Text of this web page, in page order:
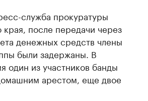
служба прокуратуры
края, после передачи через
денежных средств члены
были задержаны. В
один из участников банды
арестом, еще двое